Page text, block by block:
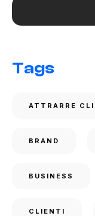
Tags
ATTRARRE
BRAND
BUSINESS
CLIENTI